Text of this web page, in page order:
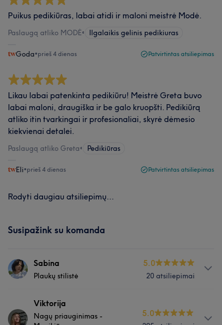
Puikus pedikiūras, labai atidi ir maloni meistrė Modė.
Paslaugą atliko MODĖ• Ilgalaikis gelinis pedikiuras
Goda•prieš 4 dienas Patvirtintas atsiliepimas
Likau labai patenkinta pedikiūru! Meistrė Greta buvo
labai maloni, draugiška ir be galo kruopšti. Pedikiūrą
atliko itin tvarkingai ir profesionaliai, skyrė dėmesio
kiekvienai detalei.
Paslaugą atliko Greta• Pedikiūras
Eli•prieš 4 dienas Patvirtintas atsiliepimas
Rodyti daugiau atsiliepimų...
Susipažink su komanda
Sabina
Plaukų stilistė
5.0
20 atsiliepimai
Darbas su plaukais visada buvo mano svajonė, todėl
Viktorija
Nagų priauginimas -
5.0